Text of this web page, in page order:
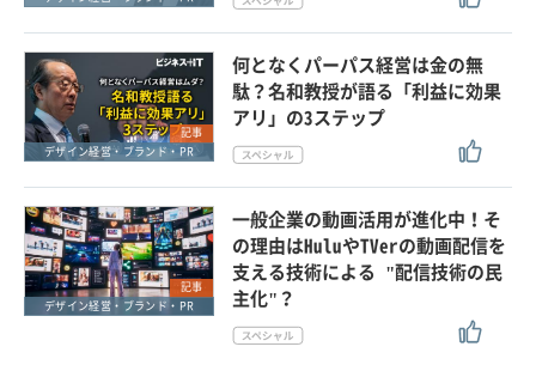
記事
デザイン経営・ブランド・PR
何となくパーパス経営は金の無
駄？名和教授が語る「利益に効果
アリ」の3ステップ
記事
デザイン経営・ブランド・PR
一般企業の動画活用が進化中！そ
の理由はHuluやTVerの動画配信を
支える技術による "配信技術の民
主化"？